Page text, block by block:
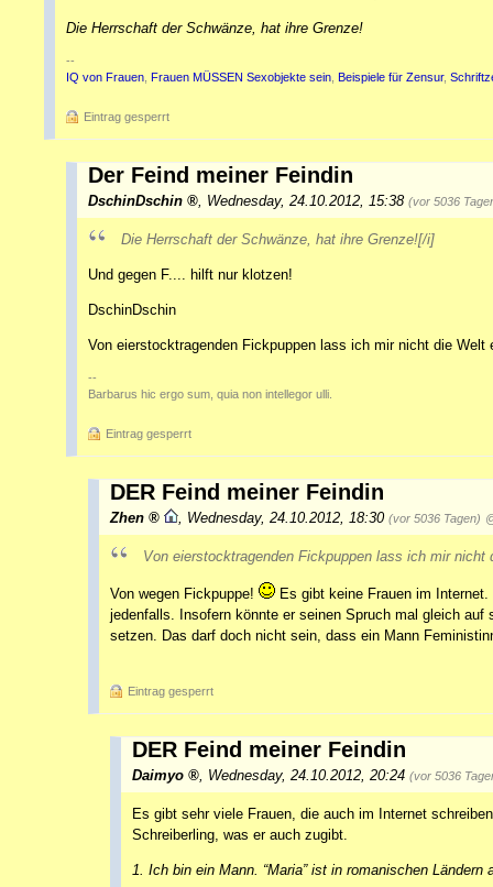
Die Herrschaft der Schwänze, hat ihre Grenze!
--
IQ von Frauen Frauen MÜSSEN Sexobjekte sein Beispiele für Zensur,
Eintrag gesperrt
Der Feind meiner Feindin
DschinDschin , Wednesday, 24.10.2012, 15:38 (vor 5036
Die Herrschaft der Schwänze, hat ihre Grenze![/i]
Und gegen F.... hilft nur klotzen!
DschinDschin
Von eierstocktragenden Fickpuppen lass ich mir nicht die Welt
--
Barbarus hic ergo sum, quia non intellegor ulli.
Eintrag gesperrt
DER Feind meiner Feindin
Zhen , Wednesday, 24.10.2012, 18:30 (vor 5036 Tagen)
Von eierstocktragenden Fickpuppen lass ich mir nicht
Von wegen Fickpuppe!
Es gibt keine Frauen im
jedenfalls. Insofern könnte er seinen Spruch mal gleich
setzen. Das darf doch nicht sein, dass ein Mann
Eintrag gesperrt
DER Feind meiner Feindin
Daimyo Wednesday, 24.10.2012, 20:24 (vor 5036
Es gibt sehr viele Frauen, die auch im Internet
Schreiberling, was er auch zugibt.
1. Ich bin ein Mann. “Maria” ist in romanischen Ländern